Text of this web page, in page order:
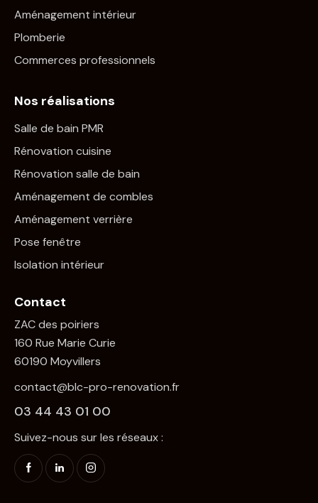
Aménagement intérieur
Plomberie
Commerces professionnels
Nos réalisations
Salle de bain PMR
Rénovation cuisine
Rénovation salle de bain
Aménagement de combles
Aménagement verrière
Pose fenêtre
Isolation intérieur
Contact
ZAC des poiriers
160 Rue Marie Curie
60190 Moyvillers
contact@blc-pro-renovation.fr
03 44 43 01 00
Suivez-nous sur les réseaux :